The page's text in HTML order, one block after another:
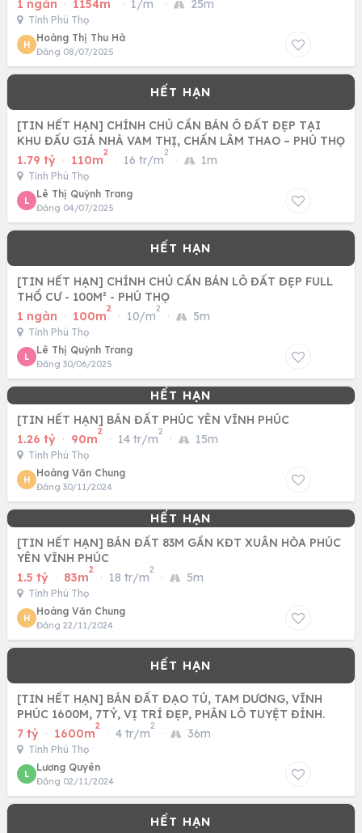
1 ngàn · 1154m · 1/m · 25m
Tỉnh Phú Thọ
H
Hoàng Thị Thu Hà
Đăng 08/07/2025
[TIN HẾT HẠN] CHÍNH CHỦ CẦN BÁN Ô ĐẤT ĐẸP TẠI
KHU ĐẤU GIÁ NHÀ VAM THỊ, CHẤN LÂM THAO – PHÚ THỌ
1.79 tỷ · 110m
2
· 16 tr/m
2
· 1m
Tỉnh Phú Thọ
L
Lê Thị Quỳnh Trang
Đăng 04/07/2025
[TIN HẾT HẠN] CHÍNH CHỦ CẦN BÁN LÔ ĐẤT ĐẸP FULL
THỔ CƯ - 100M² - PHÚ THỌ
1 ngàn · 100m
2
· 10/m
2
· 5m
Tỉnh Phú Thọ
L
Lê Thị Quỳnh Trang
Đăng 30/06/2025
[TIN HẾT HẠN] BÁN ĐẤT PHÚC YÊN VĨNH PHÚC
1.26 tỷ · 90m
2
· 14 tr/m
2
· 15m
Tỉnh Phú Thọ
H
Hoàng Văn Chung
Đăng 30/11/2024
[TIN HẾT HẠN] BÁN ĐẤT 83M GẦN KĐT XUÂN HÒA PHÚC
YÊN VĨNH PHÚC
1.5 tỷ · 83m
2
· 18 tr/m
2
· 5m
Tỉnh Phú Thọ
H
Hoàng Văn Chung
Đăng 22/11/2024
[TIN HẾT HẠN] BÁN ĐẤT ĐẠO TÚ, TAM DƯƠNG, VĨNH
PHÚC 1600M, 7TỶ, VỊ TRÍ ĐẸP, PHÂN LÔ TUYỆT ĐỈNH.
7 tỷ · 1600m
2
· 4 tr/m
2
· 36m
Tỉnh Phú Thọ
L
Lương Quyên
Đăng 02/11/2024